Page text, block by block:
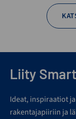
Liity
Ideat, inspiraatiot
rakentajapiiriin ja